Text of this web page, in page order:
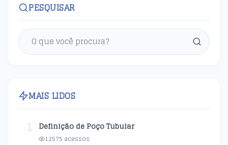
PESQUISAR
MAIS LIDOS
1 Definição de Poço Tubular
12575 acessos